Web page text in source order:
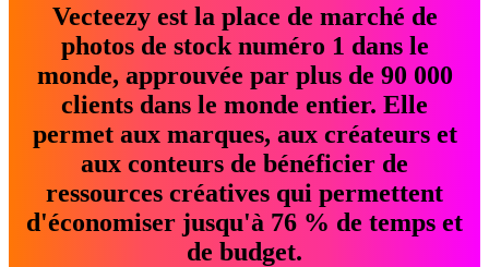
Vecteezy est la place de marché de
photos de stock numéro 1 dans le
monde, approuvée par plus de 90 000
clients dans le monde entier. Elle
permet aux marques, aux créateurs et
aux conteurs de bénéficier de
ressources créatives qui permettent
d'économiser jusqu'à 76 % de temps et
de budget.